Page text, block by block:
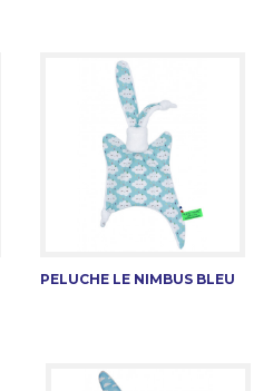
PELUCHE LE NIMBUS BLEU